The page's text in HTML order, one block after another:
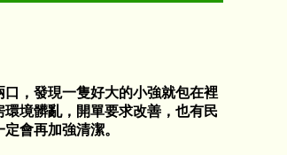
，發現一隻好大的小強就包在裡
境髒亂，開單要求改善，也有民
會再加強清潔。